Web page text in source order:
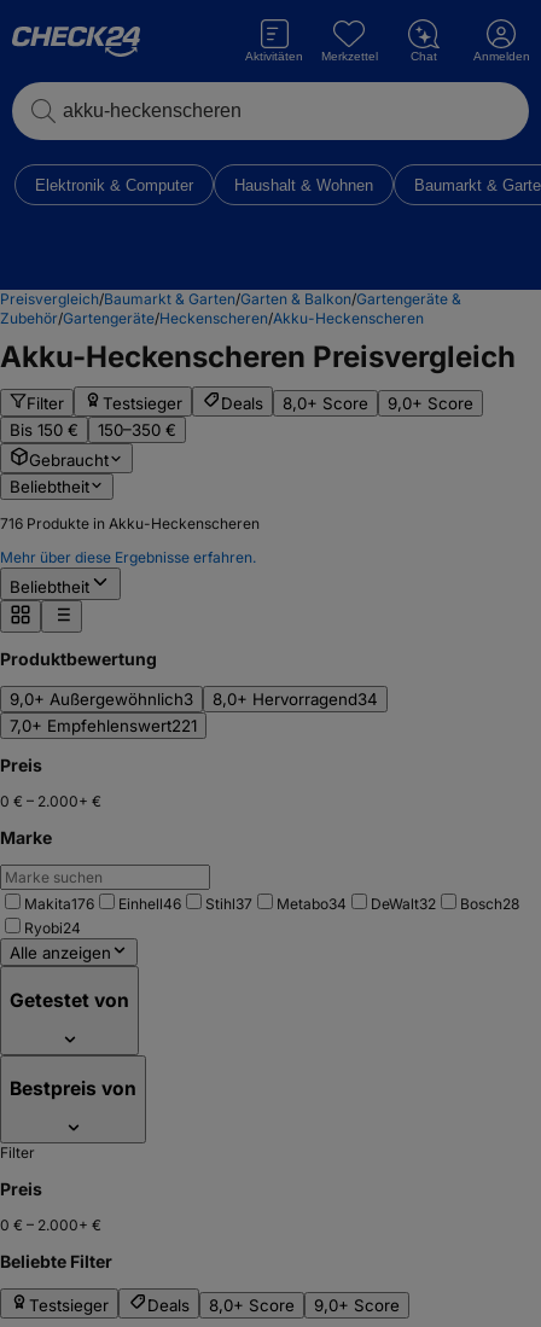
Aktivitäten Merkzettel Chat Anmelden
Elektronik & Computer Haushalt & Wohnen Baumarkt &
Preisvergleich/Baumarkt & Garten/Garten & Balkon/Gartengeräte &
Zubehör/Gartengeräte/Heckenscheren/Akku-Heckenscheren
Akku-Heckenscheren Preisvergleich
Filter Testsieger Deals 8,0+ Score
9,0+ Score
Bis 150 €
150–350 €
Gebraucht
Beliebtheit
716 Produkte in Akku-Heckenscheren
Mehr über diese Ergebnisse erfahren.
Beliebtheit
Produktbewertung
9,0+ Außergewöhnlich3 8,0+ Hervorragend34
7,0+ Empfehlenswert221
Preis
0 € – 2.000+ €
Marke
Makita176 Einhell46 Stihl37 Metabo34 DeWalt32 Bosch28
Ryobi24
Alle anzeigen
Getestet von
Bestpreis von
Filter
Preis
0 € – 2.000+ €
Beliebte Filter
Testsieger Deals 8,0+ Score 9,0+ Score